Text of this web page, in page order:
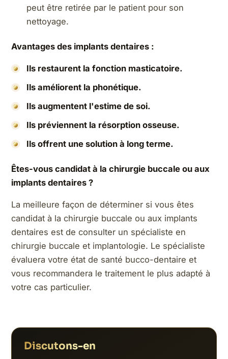
peut être retirée par le patient pour son
nettoyage.
Avantages des implants dentaires :
Ils restaurent la fonction masticatoire.
Ils améliorent la phonétique.
Ils augmentent l'estime de soi.
Ils préviennent la résorption osseuse.
Ils offrent une solution à long terme.
Êtes-vous candidat à la chirurgie buccale ou aux
implants dentaires ?
La meilleure façon de déterminer si vous êtes
candidat à la chirurgie buccale ou aux implants
dentaires est de consulter un spécialiste en
chirurgie buccale et implantologie. Le spécialiste
évaluera votre état de santé bucco-dentaire et
vous recommandera le traitement le plus adapté à
votre cas particulier.
Discutons-en